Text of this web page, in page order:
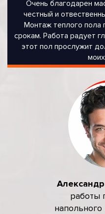
Очень благодарен
честный и
Монтаж теплого пола
срокам. Работа радует
этот пол прослужит
работы
напольного